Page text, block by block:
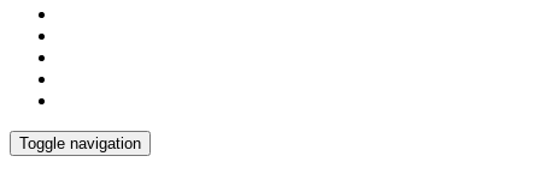
Toggle navigation